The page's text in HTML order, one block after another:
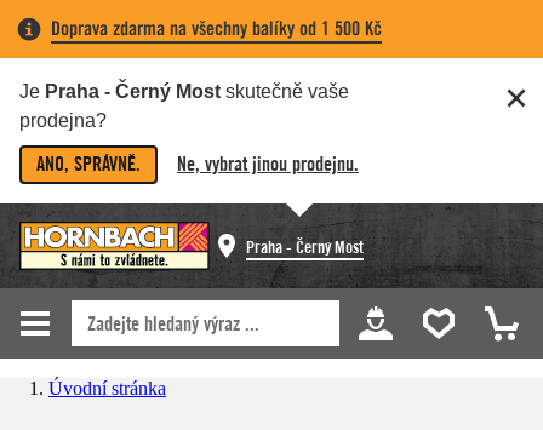
Doprava zdarma na všechny balíky od 1 500 Kč
Je Praha - Černý Most skutečně vaše
prodejna?
ANO, SPRÁVNĚ. Ne, vybrat jinou prodejnu.
Praha - Černý Most
Úvodní stránka